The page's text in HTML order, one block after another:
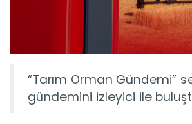
“Tarım Orman Gündemi”
gündemini izleyici ile